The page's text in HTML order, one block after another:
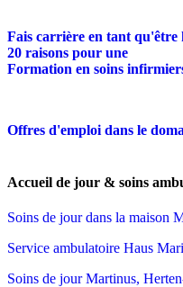
Fais carrière en tant qu'être
20 raisons pour une
Formation en soins
Offres d'emploi dans le
Accueil de jour & soins
Soins de jour dans la maison
Service ambulatoire Haus
Soins de jour Martinus,